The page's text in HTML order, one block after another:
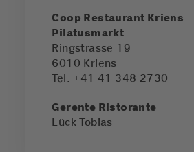
Coop Restaurant Kriens
Pilatusmarkt
Ringstrasse 19
6010 Kriens
Tel. +41 41 348 2730
Gerente Ristorante
Lück Tobias